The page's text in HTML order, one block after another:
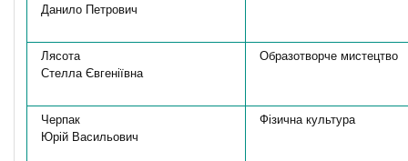
Данило Петрович
Лясота
Стелла Євгеніївна
Образотворче мистецтво
Черпак
Юрій Васильович
Фізична культура